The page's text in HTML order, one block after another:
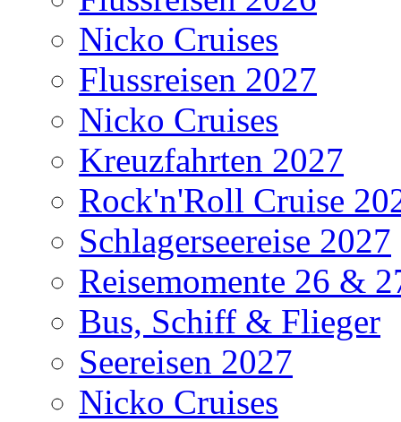
Nicko Cruises
Flussreisen 2027
Nicko Cruises
Kreuzfahrten 2027
Rock'n'Roll Cruise
Schlagerseereise 2027
Reisemomente 26 &
Bus, Schiff & Flieger
Seereisen 2027
Nicko Cruises